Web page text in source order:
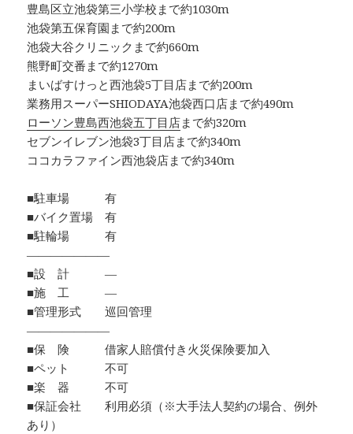
豊島区立池袋第三小学校まで約1030m
池袋第五保育園まで約200m
池袋大谷クリニックまで約660m
熊野町交番まで約1270m
まいばすけっと西池袋5丁目店まで約200m
業務用スーパーSHIODAYA池袋西口店まで約490m
ローソン豊島西池袋五丁目店まで約320m
セブンイレブン池袋3丁目店まで約340m
ココカラファイン西池袋店まで約340m
■駐車場 有
■バイク置場 有
■駐輪場 有
―――――――
■設 計 ―
■施 工 ―
■管理形式 巡回管理
―――――――
■保 険 借家人賠償付き火災保険要加入
■ペット 不可
■楽 器 不可
■保証会社 利用必須（※大手法人契約の場合、例外
あり）